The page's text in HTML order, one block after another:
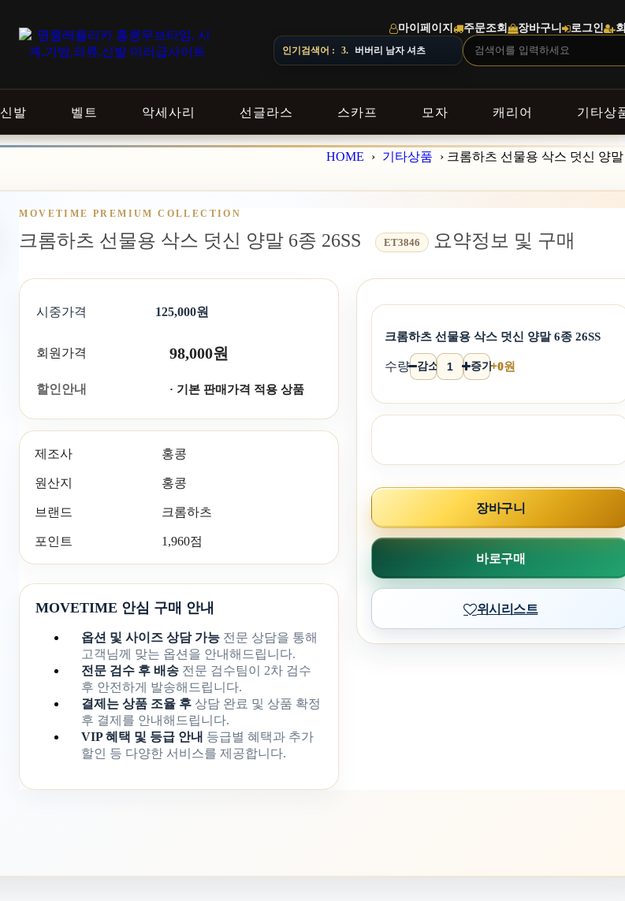
마이페이지 주문조회 장바구니 로그인
인기검색어 : 4. 스톤아일랜드 남자 맨투맨
신발 벨트 악세사리 선글라스 스카프 모자 캐리어 기타상
HOME › 기타상품 › 크롬하츠 선물용 삭스 덧신 양말
MOVETIME PREMIUM COLLECTION
크롬하츠 선물용 삭스 덧신 양말 6종 26SS ET3846 요약정보 및 구매
시중가격 125,000원
회원가격 98,000원
할인안내 · 기본 판매가격 적용 상품
제조사 홍콩
원산지 홍콩
브랜드 크롬하츠
포인트 1,960점
MOVETIME 안심 구매 안내
옵션 및 사이즈 상담 가능 전문 상담을 통해
고객님께 맞는 옵션을 안내해드립니다.
전문 검수 후 배송 전문 검수팀이 2차 검수
후 안전하게 발송해드립니다.
결제는 상품 조율 후 상담 완료 및 상품 확정
후 결제를 안내해드립니다.
VIP 혜택 및 등급 안내 등급별 혜택과 추가
할인 등 다양한 서비스를 제공합니다.
크롬하츠 선물용 삭스 덧신 양말 6종 26SS
수량 감소 증가+0원
바로구매
장바구니
위시리스트